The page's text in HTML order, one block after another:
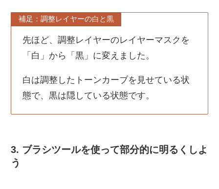
補足：調整レイヤーの白と黒
先ほど、調整レイヤーのレイヤーマスクを
「白」から「黒」に変えました。
白は調整したトーンカーブを見せている状
態で、黒は隠している状態です。
3. ブラシツールを使って部分的に明るくしよ
う